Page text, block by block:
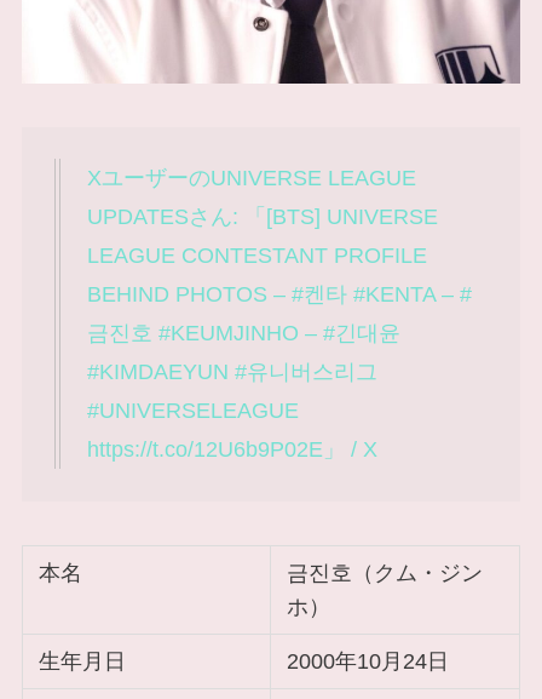
XユーザーのUNIVERSE LEAGUE
UPDATESさん: 「[BTS] UNIVERSE
LEAGUE CONTESTANT PROFILE
BEHIND PHOTOS – #켄타 #KENTA – #
금진호 #KEUMJINHO – #긴대윤
#KIMDAEYUN #유니버스리그
#UNIVERSELEAGUE
https://t.co/12U6b9P02E」 / X
本名
금진호（クム・ジン
ホ）
生年月日 2000年10月24日